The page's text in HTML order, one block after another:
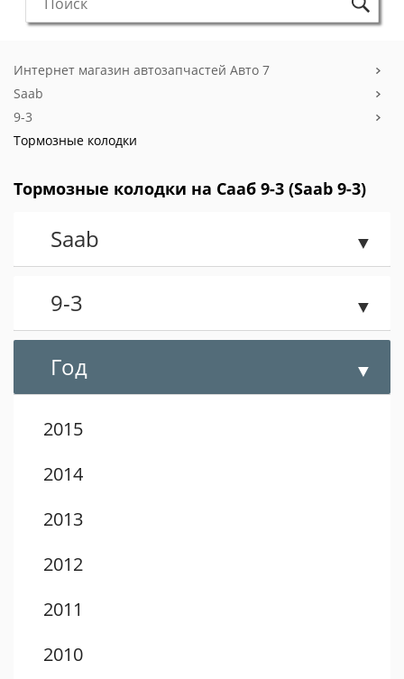
Интернет магазин автозапчастей Авто 7
Saab
9-3
Тормозные колодки
Тормозные колодки на Сааб 9-3 (Saab 9-3)
Saab
9-3
Год
2015
2014
2013
2012
2011
2010